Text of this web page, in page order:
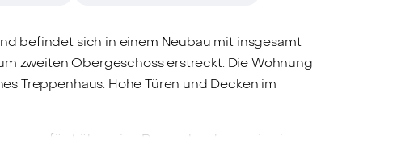
befindet sich in einem Neubau mit insgesamt
zweiten Obergeschoss erstreckt. Die Wohnung
Treppenhaus. Hohe Türen und Decken im
verfügt über eine Regendusche sowie eine